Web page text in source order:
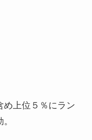
め上位５％にラン